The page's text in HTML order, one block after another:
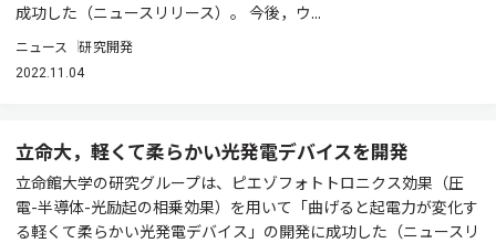
成功した（ニュースリリース）。 今後，ウ...
ニュース 研究開発
2022.11.04
立命大，軽くて柔らかい光発電デバイスを開発
立命館大学の研究グループは、ピエゾフォトトロニクス効果（圧
電-半導体-光励起の相乗効果）を用いて「曲げると起電力が変化す
る軽くて柔らかい光発電デバイス」の開発に成功した（ニュースリ